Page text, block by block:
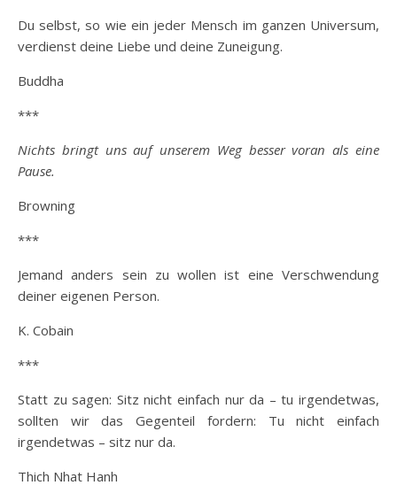
Du selbst, so wie ein jeder Mensch im ganzen Universum,
verdienst deine Liebe und deine Zuneigung.
Buddha
***
Nichts bringt uns auf unserem Weg besser voran als eine
Pause.
Browning
***
Jemand anders sein zu wollen ist eine Verschwendung
deiner eigenen Person.
K. Cobain
***
Statt zu sagen: Sitz nicht einfach nur da – tu irgendetwas,
sollten wir das Gegenteil fordern: Tu nicht einfach
irgendetwas – sitz nur da.
Thich Nhat Hanh